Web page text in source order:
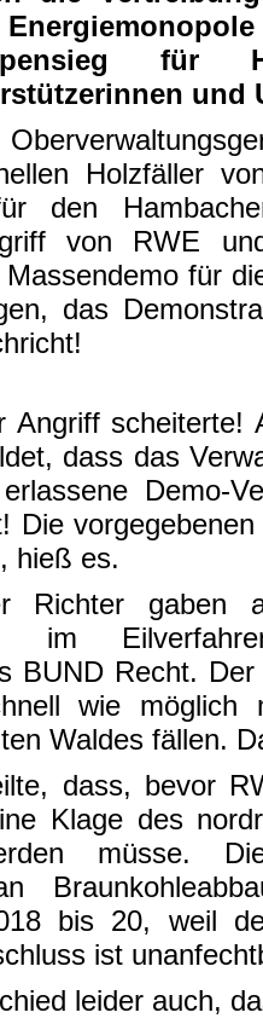
für
und
Holzfäller
für den
von RWE
für
das
Angriff
dass das
Demo-
Die
hieß es.
Richter gaben
im
BUND Recht.
wie
Waldes fällen.
dass, bevor
Klage des
müsse.
bis 20, weil
ist
leider auch,